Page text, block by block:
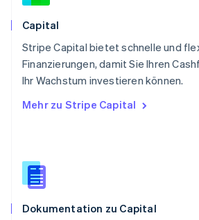
Capital
Stripe Capital bietet schnelle und
Finanzierungen, damit Sie Ihren
Ihr Wachstum investieren können.
Mehr zu Stripe Capital
Dokumentation zu Capital
Svenska
Schweiz
Singapur
English简体中文
Slowakei
Slowenien
English
Spanien
Thailand